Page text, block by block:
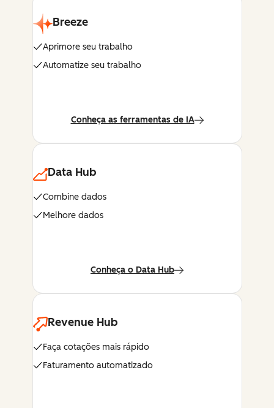
Breeze
Aprimore seu trabalho
Automatize seu trabalho
Conheça as ferramentas de IA
Data Hub
Combine dados
Melhore dados
Conheça o Data Hub
Revenue Hub
Faça cotações mais rápido
Faturamento automatizado